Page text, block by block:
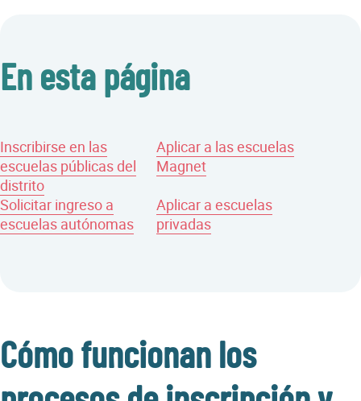
En esta página
Inscribirse en las
escuelas públicas del
distrito
Aplicar a las escuelas
Magnet
Solicitar ingreso a
escuelas autónomas
Aplicar a escuelas
privadas
Cómo funcionan los